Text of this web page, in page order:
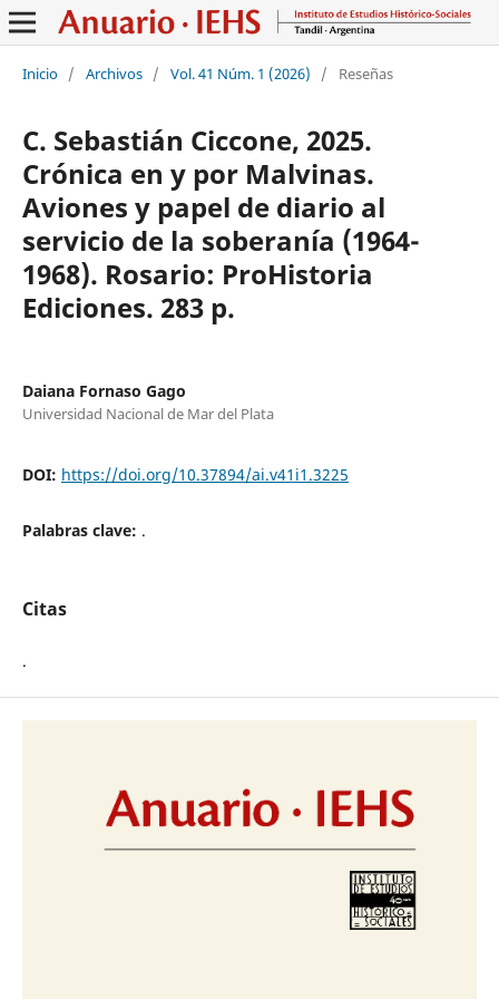
Inicio / Archivos / Vol. 41 Núm. 1 (2026) / Reseñas
C. Sebastián Ciccone, 2025.
Crónica en y por Malvinas.
Aviones y papel de diario al
servicio de la soberanía (1964-
1968). Rosario: ProHistoria
Ediciones. 283 p.
Daiana Fornaso Gago
Universidad Nacional de Mar del Plata
DOI: https://doi.org/10.37894/ai.v41i1.3225
Palabras clave: .
Citas
.